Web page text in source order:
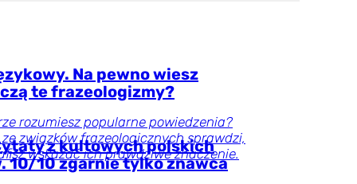
Na pewno wiesz
te frazeologizmy?
rozumiesz popularne powiedzenia?
ze związków frazeologicznych sprawdzi,
wskazać ich prawdziwe znaczenie.
z kultowych polskich
10/10 zgarnie tylko znawca